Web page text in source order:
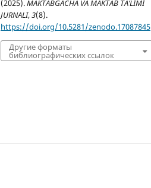
(2025).MAKTABGACHA VA MAKTAB TA’LIMI
JURNALI,3(8).
https://doi.org/10.5281/zenodo.17087845
Другие форматы
библиографических ссылок